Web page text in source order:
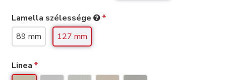
Lamella szélessége
89 mm
127 mm
Linea